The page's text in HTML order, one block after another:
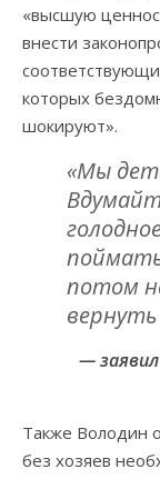
«высшую
внести
которых
шокируют».
«Мы
потом
вернуть
—
Также Володин
без хозяев